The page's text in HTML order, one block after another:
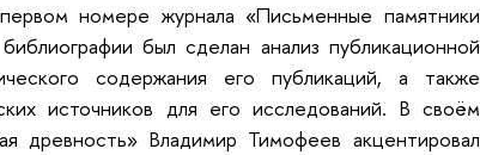
номере журнала «Письменные памятники
был сделан анализ публикационной
содержания его публикаций, а также
источников для его исследований. В своём
древность» Владимир Тимофеев акцентировал